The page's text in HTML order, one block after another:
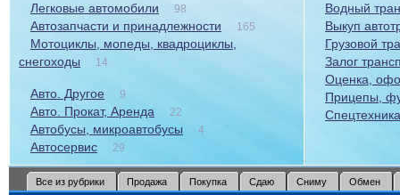
Легковые автомобили 98
Автозапчасти и принадлежности 165
Мотоциклы, мопеды, квадроциклы,
снегоходы
14
Авто. Другое 9
Авто. Прокат, Аренда 22
Автобусы, микроавтобусы 4
Автосервис 29
Водный
Выкуп
Грузовой
Залог
Оценка,
Прицепы,
Спецтехника
Все из рубрики Продажа Покупка Сдаю Сниму
Обмен